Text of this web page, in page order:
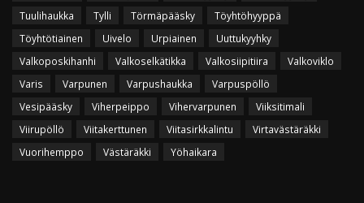
Tuulihaukka
Tylli Törmäpääsky
Töyhtöhyyppä
Töyhtötiainen
Uivelo Urpiainen
Uuttukyyhky
Valkoposkihanhi
Valkoselkätikka Valkosiipitiira
Valkoviklo
Varis
Varpunen Varpushaukka
Varpuspöllö
Vesipääsky
Viherpeippo Vihervarpunen
Viiksitimali
Viirupöllö
Viitakerttunen Viitasirkkalintu
Virtavästäräkki
Vuorihemppo
Västäräkki Yöhaikara